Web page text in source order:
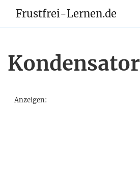
Frustfrei-Lernen.de
Kondensator
Anzeigen: